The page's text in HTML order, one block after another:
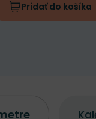
Pridať do košíka